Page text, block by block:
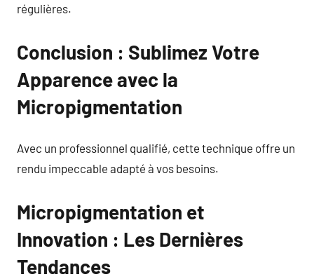
régulières.
Conclusion : Sublimez Votre
Apparence avec la
Micropigmentation
Avec un professionnel qualifié, cette technique offre un
rendu impeccable adapté à vos besoins.
Micropigmentation et
Innovation : Les Dernières
Tendances